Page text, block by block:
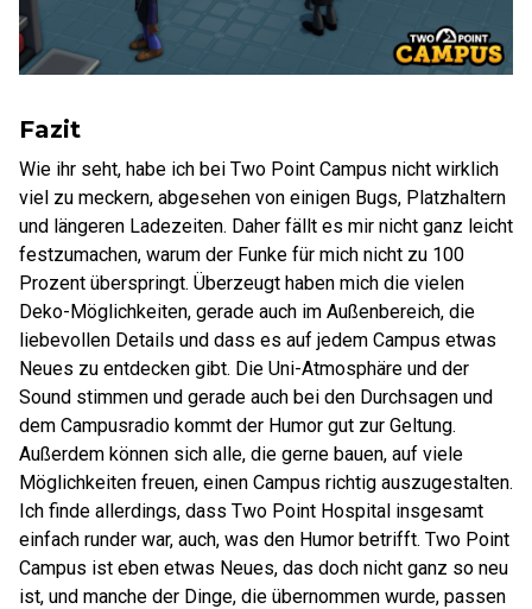
Fazit
Wie ihr seht, habe ich bei Two Point Campus nicht wirklich
viel zu meckern, abgesehen von einigen Bugs, Platzhaltern
und längeren Ladezeiten. Daher fällt es mir nicht ganz leicht
festzumachen, warum der Funke für mich nicht zu 100
Prozent überspringt. Überzeugt haben mich die vielen
Deko-Möglichkeiten, gerade auch im Außenbereich, die
liebevollen Details und dass es auf jedem Campus etwas
Neues zu entdecken gibt. Die Uni-Atmosphäre und der
Sound stimmen und gerade auch bei den Durchsagen und
dem Campusradio kommt der Humor gut zur Geltung.
Außerdem können sich alle, die gerne bauen, auf viele
Möglichkeiten freuen, einen Campus richtig auszugestalten.
Ich finde allerdings, dass Two Point Hospital insgesamt
einfach runder war, auch, was den Humor betrifft. Two Point
Campus ist eben etwas Neues, das doch nicht ganz so neu
ist, und manche der Dinge, die übernommen wurde, passen